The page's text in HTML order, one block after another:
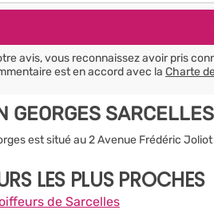
avis, vous reconnaissez avoir pris
est en accord avec la Charte
GEORGES
est situé au 2 Avenue Frédéric
LES PLUS PROCHES
de Sarcelles